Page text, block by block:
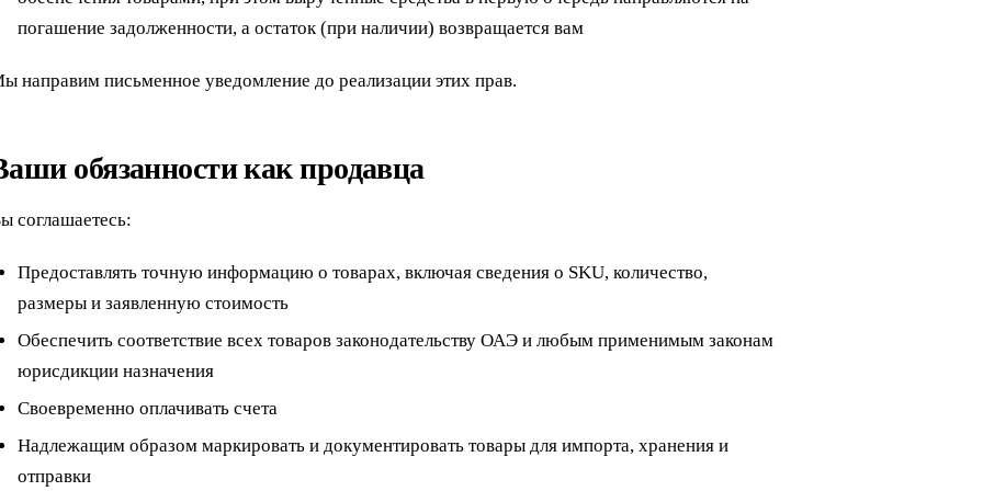
погашение задолженности, а остаток (при наличии) возвращается вам
направим письменное уведомление до реализации этих прав.
обязанности как продавца
соглашаетесь:
Предоставлять точную информацию о товарах, включая сведения о SKU, количество,
размеры и заявленную стоимость
Обеспечить соответствие всех товаров законодательству ОАЭ и любым применимым законам
юрисдикции назначения
Своевременно оплачивать счета
Надлежащим образом маркировать и документировать товары для импорта, хранения и
отправки